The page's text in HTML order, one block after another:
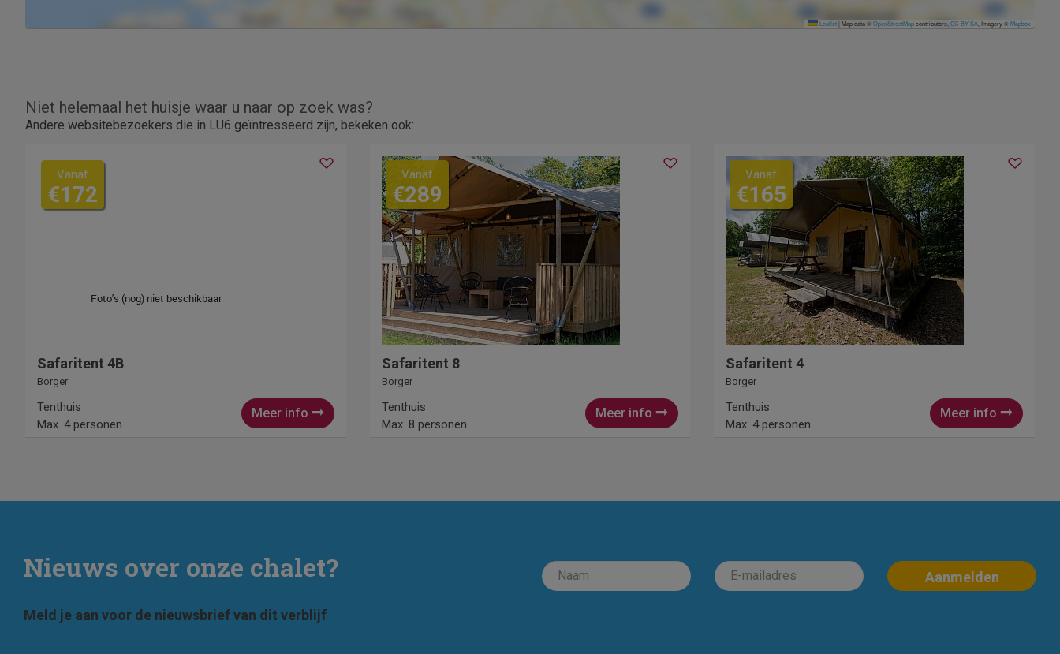
Leaflet| Map data ©OpenStreetMapcontributors, CC-BY-SA , Imagery ©Mapbox
Niet helemaal het huisje waar u naar op zoek was?
Andere websitebezoekers die in LU6 geïntresseerd zijn, bekeken ook:
Vanaf
€172
Safaritent 4B
Borger
Meer info
Tenthuis
Max. 4 personen
Vanaf
€289
Safaritent 8
Borger
Meer info
Tenthuis
Max. 8 personen
Vanaf
€165
Safaritent 4
Borger
Meer info
Tenthuis
Max. 4 personen
Nieuws over onze chalet?
Meld je aan voor de nieuwsbrief van dit verblijf